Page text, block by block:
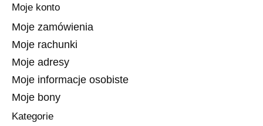
Moje konto
Moje zamówienia
Moje rachunki
Moje adresy
Moje informacje osobiste
Moje bony
Kategorie